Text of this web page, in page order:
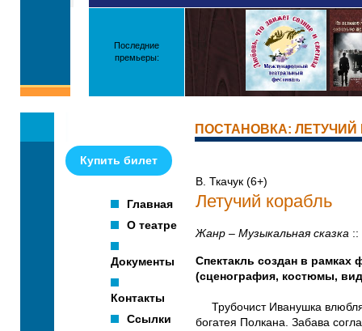
Последние
премьеры:
ПОСТАНОВКА:
Купить билет
Главная
О театре
Документы
Контакты
Ссылки
В. Ткачук (6+)
Летучий корабль
Жанр – Музыкальная сказка ::
Спектакль создан в рамках
(сценография, костюмы,
Трубочист Иванушка
богатея Полкана. Забава